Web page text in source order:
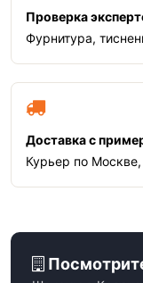
Проверка
Фурнитура,
Доставка с
Курьер по Москве,